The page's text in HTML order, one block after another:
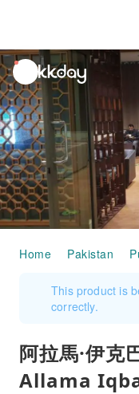
unread
notifications
Home Pakistan
This product is
correctly.
阿拉馬·伊克
Allama